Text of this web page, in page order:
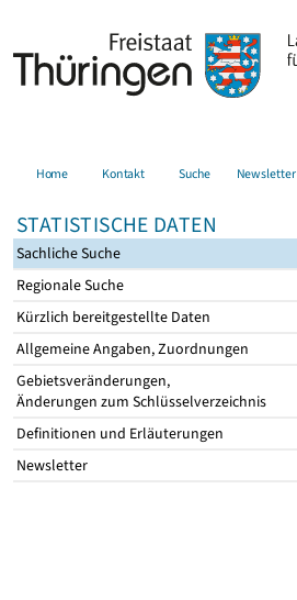
Home Kontakt Suche Newsletter
STATISTISCHE DATEN
Sachliche Suche
Regionale Suche
Kürzlich bereitgestellte Daten
Allgemeine Angaben, Zuordnungen
Gebietsveränderungen,
Änderungen zum Schlüsselverzeichnis
Definitionen und Erläuterungen
Newsletter